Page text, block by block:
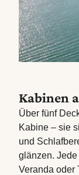
Kabinen
Über fünf
Kabine – sie
und
glänzen.
Veranda oder